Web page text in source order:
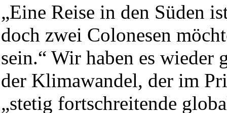
„Eine Reise in den Süden
doch zwei Colonesen
sein.“ Wir haben es wieder
der Klimawandel, der im
„stetig fortschreitende